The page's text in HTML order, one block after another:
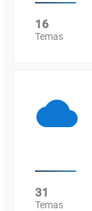
16
Temas
31
Temas